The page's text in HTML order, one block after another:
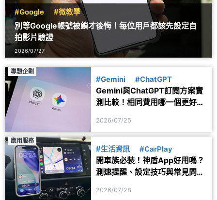
#Google #微教學
別等Google帳號被鎖才後悔！每位用戶都該先設定自
拍影片驗證
2026/07/27
專題企劃
#Gemini #ChatGPT
Gemini與ChatGPT訂閱方案實
測比較！相同費用哪一個更好
2026/07/25
應用服務
#生活資訊 #CarPlay
開車族必裝！神盾App好用嗎？
測速提醒、設定技巧與常見問題
2026/07/28